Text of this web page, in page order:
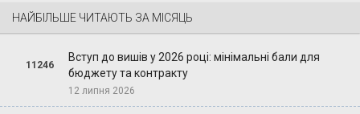
НАЙБІЛЬШЕ ЧИТАЮТЬ ЗА МІСЯЦЬ
11246
Вступ до вишів у 2026 році: мінімальні бали для
бюджету та контракту
12 липня 2026